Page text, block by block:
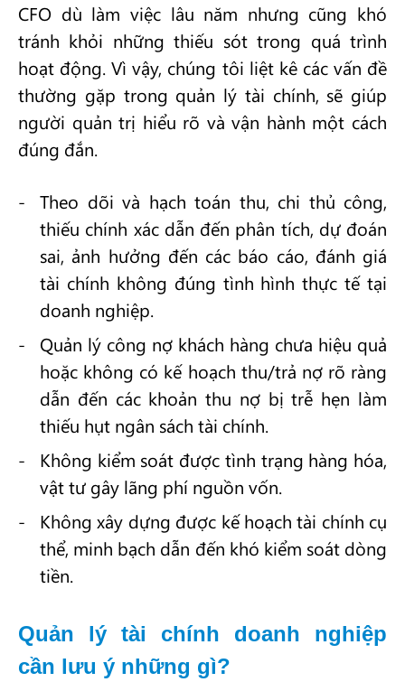
CFO dù làm việc lâu năm nhưng cũng khó
tránh khỏi những thiếu sót trong quá trình
hoạt động. Vì vậy, chúng tôi liệt kê các vấn đề
thường gặp trong quản lý tài chính, sẽ giúp
người quản trị hiểu rõ và vận hành một cách
đúng đắn.
Theo dõi và hạch toán thu, chi thủ công,
thiếu chính xác dẫn đến phân tích, dự đoán
sai, ảnh hưởng đến các báo cáo, đánh giá
tài chính không đúng tình hình thực tế tại
doanh nghiệp.
Quản lý công nợ khách hàng chưa hiệu quả
hoặc không có kế hoạch thu/trả nợ rõ ràng
dẫn đến các khoản thu nợ bị trễ hẹn làm
thiếu hụt ngân sách tài chính.
Không kiểm soát được tình trạng hàng hóa,
vật tư gây lãng phí nguồn vốn.
Không xây dựng được kế hoạch tài chính cụ
thể, minh bạch dẫn đến khó kiểm soát dòng
tiền.
Quản lý tài chính doanh nghiệp
cần lưu ý những gì?